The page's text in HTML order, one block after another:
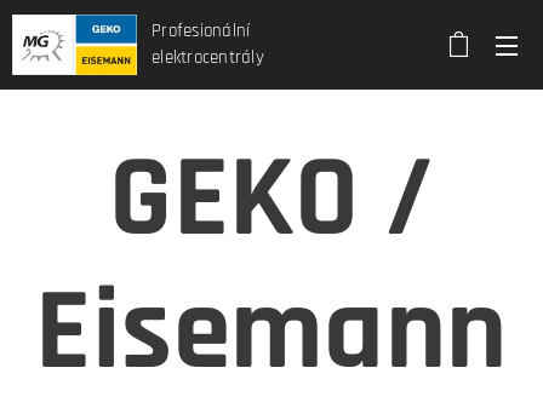
Profesionální
elektrocentrály
GEKO /
Eisemann